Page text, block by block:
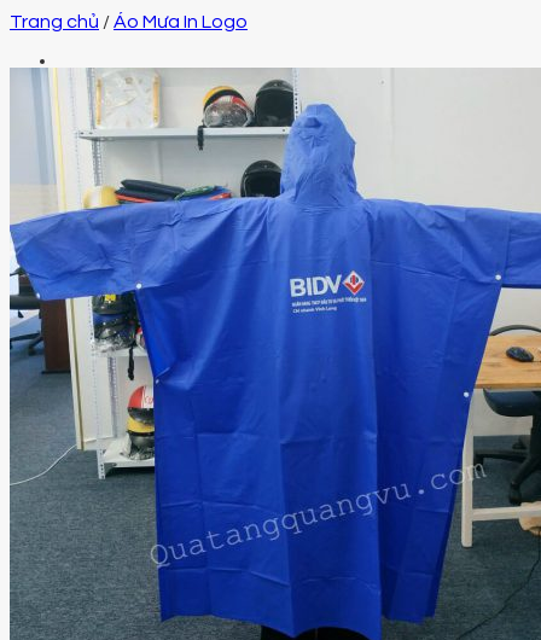
Email
qtquangvu@gmail.com
Điện thoại
0961 425 999
Trang chủ /Áo Mưa In Logo